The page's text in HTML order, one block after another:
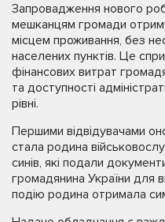
Запровадження нового
мешканцям громади
місцем проживання, без
населених пунктів. Це
фінансових витрат
та доступності
рівні.
Першими відвідувачами
стала родина
синів, які подали
громадянина України для
подію родина отримала